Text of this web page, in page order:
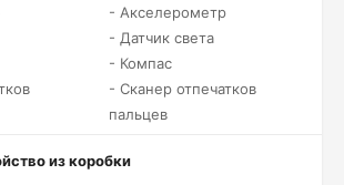
- Акселерометр
- Датчик света
- Компас
- Сканер отпечатков
пальцев
из коробки